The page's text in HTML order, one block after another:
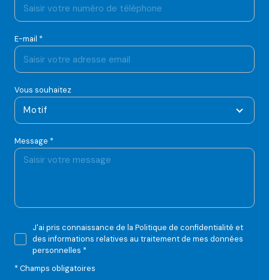
E-mail *
Vous souhaitez
Motif
Message *
J'ai pris connaissance de la Politique de confidentialité et
des informations relatives au traitement de mes données
personnelles *
* Champs obligatoires